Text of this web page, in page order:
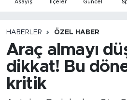
Asayiş İlçeler Güncel
HABERLER ÖZEL HABER
Araç almayı
dikkat! Bu
kritik
Gündem
İlçeler
Tüm Manşetler
Son Dakika Haberleri